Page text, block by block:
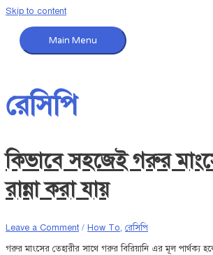
Skip to content
Main Menu
রেসিপি
কিভাবে সহজেই গরুর
রান্না করা যায়
Leave a Comment / How To, রেসিপি
গরুর মাংসের তেহারীর সাথে গরুর বিরিয়ানি এর মূল পার্থক্য